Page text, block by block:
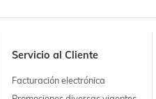
Servicio al Cliente
Facturación electrónica